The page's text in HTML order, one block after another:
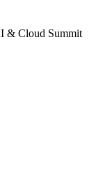
& Cloud Summit